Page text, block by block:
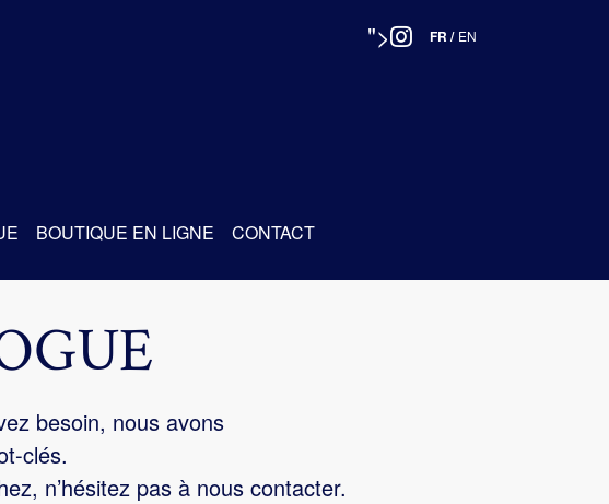
"> FR / EN
BOUTIQUE EN LIGNE CONTACT
besoin, nous avons
clés.
n’hésitez pas à nous contacter.